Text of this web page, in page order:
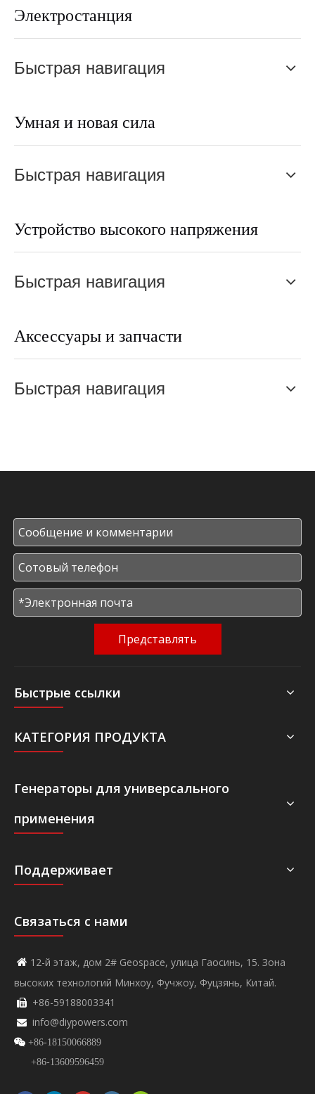
Электростанция
Быстрая навигация
Умная и новая сила
Быстрая навигация
Устройство высокого напряжения
Быстрая навигация
Аксессуары и запчасти
Быстрая навигация
Представлять
Быстрые ссылки
КАТЕГОРИЯ ПРОДУКТА
Генераторы для универсального
применения
Поддерживает
Связаться с нами
 12-й этаж, дом 2# Geospace, улица Гаосинь, 15. Зона
высоких технологий Минхоу, Фучжоу, Фуцзянь, Китай.
 +86-59188003341
 info@diypowers.com
 +86-18150066889
+86-13609596459